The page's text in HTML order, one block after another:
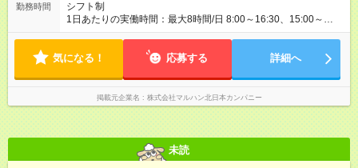
勤務時間
シフト制
1日あたりの実働時間：最大8時間/日 8:00～16:30、15:00～
24:00 実働1日4時間 ・最低勤務日数：週4日 ★フリーター・学
気になる！ 応募する 詳細へ
掲載元企業名 株式会社マルハン北日本カンパニー
未読